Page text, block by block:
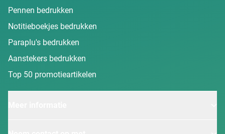
Pennen bedrukken
Notitieboekjes bedrukken
Paraplu's bedrukken
Aanstekers bedrukken
Top 50 promotieartikelen